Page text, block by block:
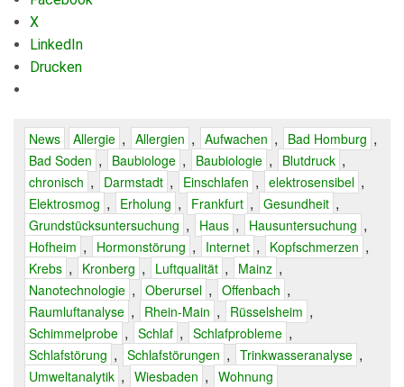
X
LinkedIn
Drucken
News Allergie , Allergien , Aufwachen , Bad Homburg ,
Bad Soden , Baubiologe , Baubiologie , Blutdruck ,
chronisch , Darmstadt , Einschlafen , elektrosensibel ,
Elektrosmog , Erholung , Frankfurt , Gesundheit ,
Grundstücksuntersuchung , Haus , Hausuntersuchung ,
Hofheim , Hormonstörung , Internet , Kopfschmerzen ,
Krebs , Kronberg , Luftqualität , Mainz ,
Nanotechnologie , Oberursel , Offenbach ,
Raumluftanalyse , Rhein-Main , Rüsselsheim ,
Schimmelprobe , Schlaf , Schlafprobleme ,
Schlafstörung , Schlafstörungen , Trinkwasseranalyse ,
Umweltanalytik , Wiesbaden , Wohnung